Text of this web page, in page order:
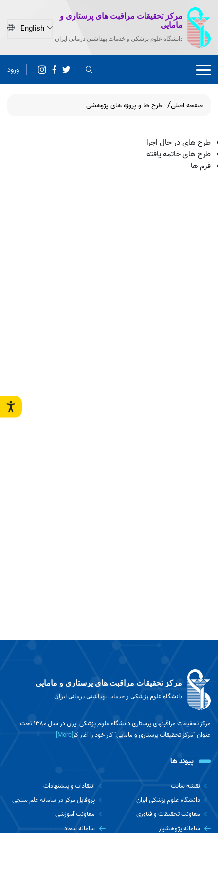
مرکز تحقیقات مراقبت های پرستاری و
مامایی
دانشگاه علوم پزشکی و خدمات بهداشتی درمانی ایران
ورود
صفحه اصلی طرح ها و پروژه های پژوهشی
طرح های در حال اجرا
طرح های خاتمه یافته
فرم ها
مرکز تحقیقات مراقبت های پرستاری و مامایی
دانشگاه علوم پزشکی و خدمات بهداشتی درمانی ایران
مرکز تحقیقات مراقبتهای پرستاری دانشگاه علوم پزشکی ایران در سال ۱۳۸۰ تحت
عنوان "مرکز تحقیقات پرستاری و مامایی" کار خود را آغاز کر[More]
پیوند ها
نقشه سایت
انتقادات و پیشنهادات
دانشگاه علوم پزشکی ایران
پروفایل مرکز در سامانه علم سنجی
معاونت تحقیقات و فناوری
معاونت آموزشی
سامانه پژوهشیار
سامانه سعاد